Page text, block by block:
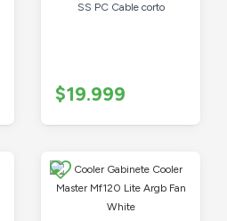
SS PC Cable corto
$19.999